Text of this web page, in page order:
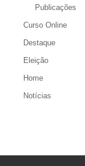
Publicações
Curso Online
Destaque
Eleição
Home
Notícias